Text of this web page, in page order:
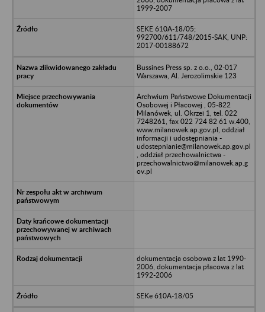
1999-2007
SEKE 610A-18/05;
992700/611/748/2015-SAK, UNP:
2017-00188672
Bussines Press sp. z o.o., 02-017
Warszawa, Al. Jerozolimskie 123
Archwium Państwowe Dokumentacji
Osobowej i Płacowej , 05-822
Milanówek, ul. Okrzei 1, tel. 022
7248261, fax 022 724 82 61 w.400,
www.milanowek.ap.gov.pl, oddział
informacji i udostępniania -
udostepnianie@milanowek.ap.gov.pl
, oddział przechowalnictwa -
przechowalnictwo@milanowek.ap.g
ov.pl
dokumentacja osobowa z lat 1990-
2006, dokumentacja płacowa z lat
1992-2006
SEKe 610A-18/05